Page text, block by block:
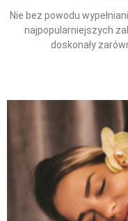
Nie bez powodu
najpopularniejszych
doskonały